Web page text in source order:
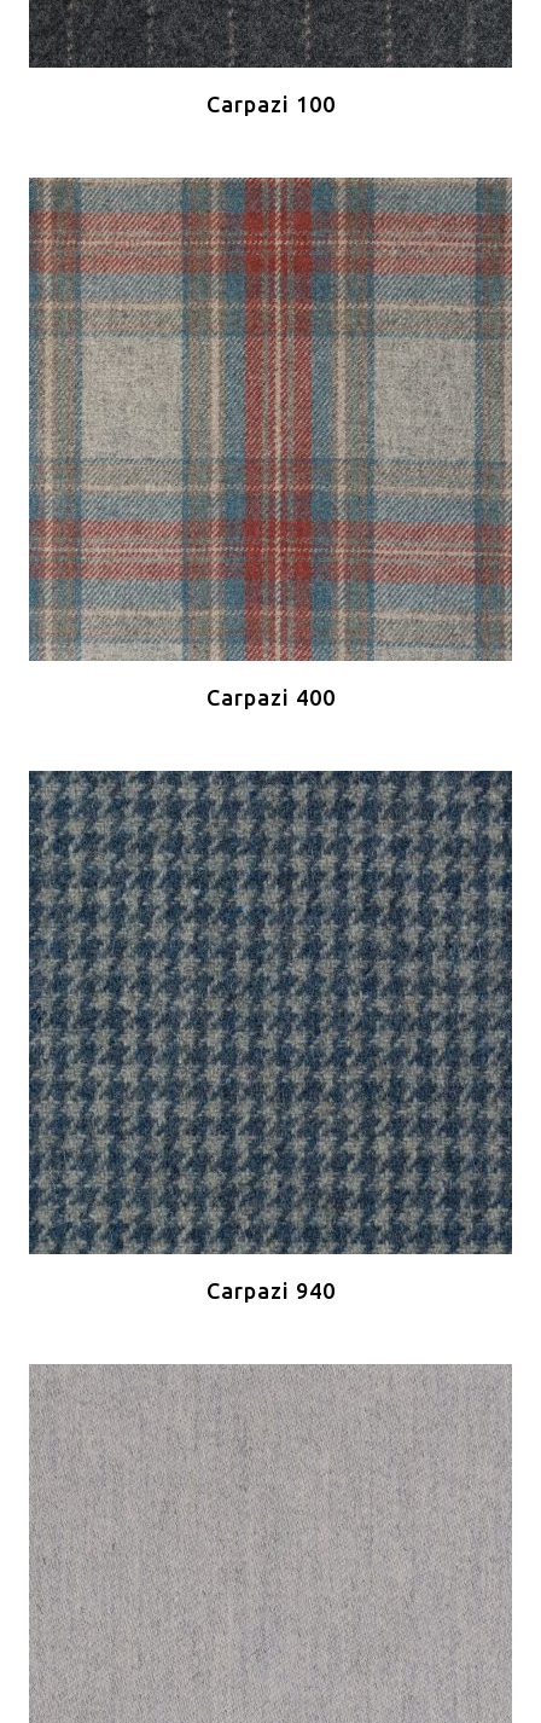
Carpazi 100
Carpazi 400
Carpazi 940